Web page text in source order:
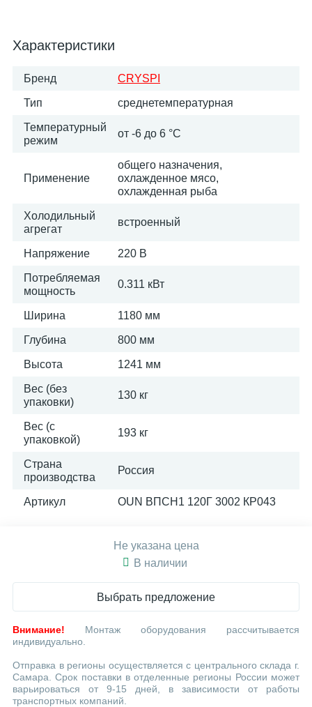
Характеристики
Бренд CRYSPI
Тип среднетемпературная
Температурный
режим
от -6 до 6 °C
Применение
общего назначения,
охлажденное мясо,
охлажденная рыба
Холодильный
агрегат
встроенный
Напряжение 220 В
Потребляемая
мощность
0.311 кВт
Ширина 1180 мм
Глубина 800 мм
Высота 1241 мм
Вес (без
упаковки)
130 кг
Вес (с
упаковкой)
193 кг
Страна
производства
Россия
Артикул OUN ВПСН1 120Г 3002 КР043
Не указана цена
В наличии
Выбрать предложение
Внимание! Монтаж оборудования рассчитывается
индивидуально.
Отправка в регионы осуществляется с центрального склада г.
Самара. Срок поставки в отделенные регионы России может
варьироваться от 9-15 дней, в зависимости от работы
транспортных компаний.